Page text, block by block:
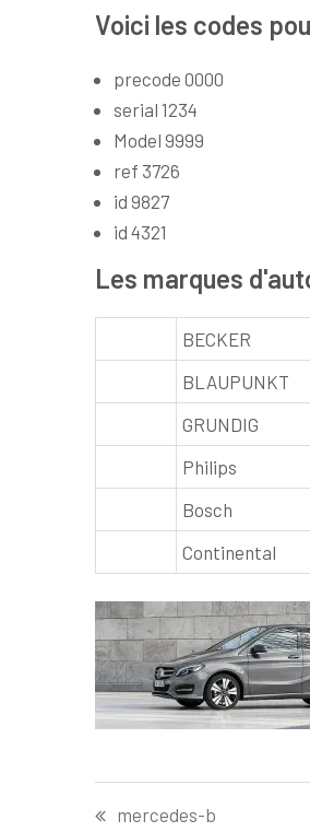
Voici les codes
precode 0000
serial 1234
Model 9999
ref 3726
id 9827
id 4321
Les marques
BECKER
BLAUPUNKT
GRUNDIG
Philips
Bosch
Continental
Navigation
mercedes-b